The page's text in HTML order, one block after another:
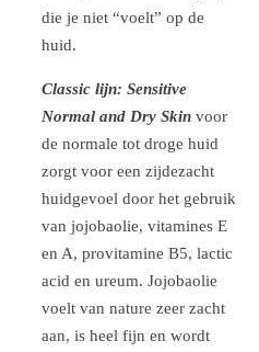
die je niet “voelt” op de
huid.
Classic lijn: Sensitive
Normal and Dry Skin voor
de normale tot droge huid
zorgt voor een zijdezacht
huidgevoel door het gebruik
van jojobaolie, vitamines E
en A, provitamine B5, lactic
acid en ureum. Jojobaolie
voelt van nature zeer zacht
aan, is heel fijn en wordt